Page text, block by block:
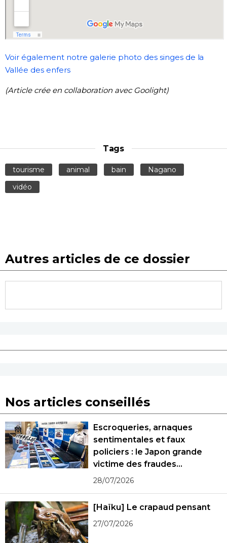
Voir également notre galerie photo des singes de la
Vallée des enfers
(Article crée en collaboration avec Goolight)
Tags
tourisme animal bain
Nagano
vidéo
Autres articles de ce dossier
Nos articles conseillés
Escroqueries, arnaques
sentimentales et faux
policiers : le Japon grande
victime des fraudes
spécialisées
28/07/2026
[Haïku] Le crapaud pensant
27/07/2026